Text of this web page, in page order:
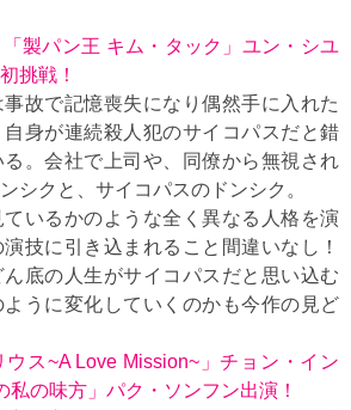
製パン王 キム・タック」ユン・シユ
挑戦！
故で記憶喪失になり偶然手に入れた
身が連続殺人犯のサイコパスだと錯
。会社で上司や、同僚から無視され
シクと、サイコパスのドンシク。
ているかのような全く異なる人格を演
技に引き込まれること間違いなし！
底の人生がサイコパスだと思い込む
うに変化していくのかも今作の見ど
ス~A Love Mission~」チョン・イン
私の味方」パク・ソンフン出演！